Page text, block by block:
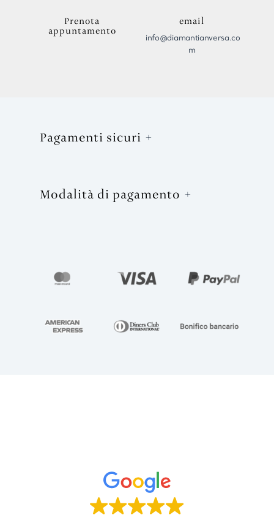
Prenota
appuntamento
email
info@diamantianversa.co
m
Pagamenti sicuri
Modalità di pagamento